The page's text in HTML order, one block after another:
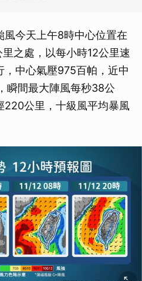
今天上午8時中心位置在
之處，以每小時12公里速
，中心氣壓975百帕，近中
瞬間最大陣風每秒38公
220公里，十級風平均暴風